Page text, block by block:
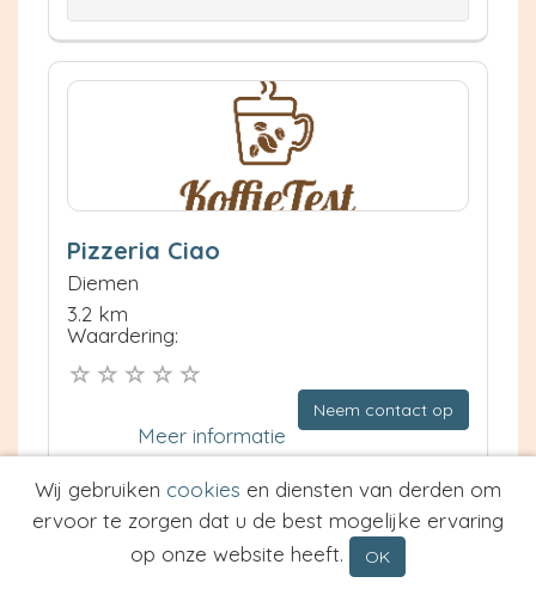
Pizzeria Ciao
Diemen
3.2 km
Waardering:
Neem contact op
Meer informatie
Prijs van Espresso
Prijs van Cappuccino
Wij gebruiken cookies en diensten van derden om
ervoor te zorgen dat u de best mogelijke ervaring
op onze website heeft.
OK